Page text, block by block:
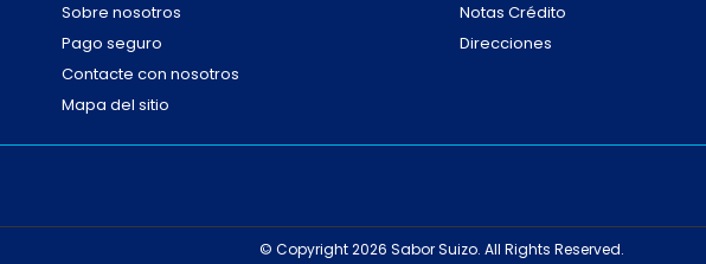
Sobre nosotros
Pago seguro
Contacte con nosotros
Mapa del sitio
Notas Crédito
Direcciones
© Copyright 2026 Sabor Suizo. All Rights Reserved.